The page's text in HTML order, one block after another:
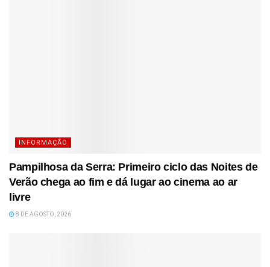
INFORMAÇÃO
Pampilhosa da Serra: Primeiro ciclo das Noites de
Verão chega ao fim e dá lugar ao cinema ao ar
livre
8 DE AGOSTO, 2026